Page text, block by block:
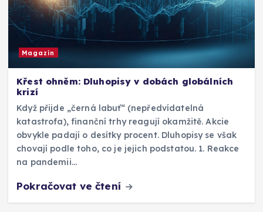
Magazín
Křest ohněm: Dluhopisy v dobách globálních
krizí
Když přijde „černá labuť“ (nepředvídatelná
katastrofa), finanční trhy reagují okamžitě. Akcie
obvykle padají o desítky procent. Dluhopisy se však
chovají podle toho, co je jejich podstatou. 1. Reakce
na pandemii…
Pokračovat ve čtení